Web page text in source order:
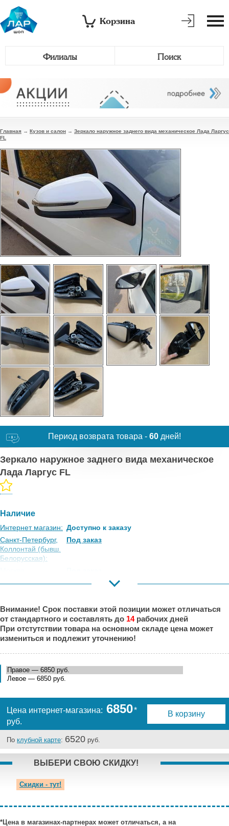
Корзина
Филиалы Поиск
Главная → Кузов и салон → Зеркало наружное заднего вида механическое Лада Ларгус
FL
Период возврата товара - 60 дней!
Зеркало наружное заднего вида механическое
Лада Ларгус FL
Наличие
Интернет магазин: Доступно к заказу
Санкт-Петербург,
Коллонтай (бывш.
Белорусская):
Под заказ
Порт:
Великий Новгород: Под заказ
Краснодар:
Под заказ
Тверь:
Под заказ
Тюмень:
Челябинск:
Под заказ
Внимание! Срок поставки этой позиции может отличаться
от стандартного и составлять до 14рабочих дней
При отстутствии товара на основном складе цена может
измениться и подлежит уточнению!
Цена интернет-магазина: 6850*
руб.
В корзину
По клубной карте: 6520 руб.
ВЫБЕРИ СВОЮ СКИДКУ!
Скидки - тут!
*Цена в магазинах-партнерах может отличаться, а на